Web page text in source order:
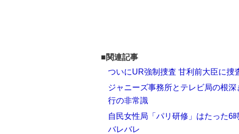
■関連記事
ついにUR強制捜査 甘利前大臣に捜
ジャニーズ事務所とテレビ局の根
行の非常識
自民女性局「パリ研修」はたった
バレバレ